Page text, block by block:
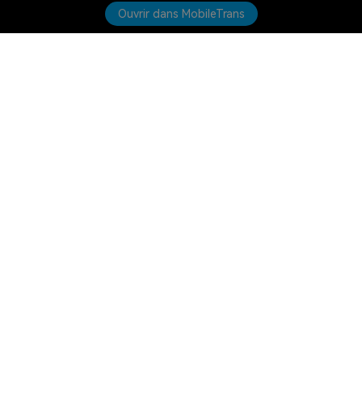
Ouvrir dans MobileTrans